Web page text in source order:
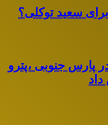
سعید توکلی؟
پارس جنوبی ،پترو
داد